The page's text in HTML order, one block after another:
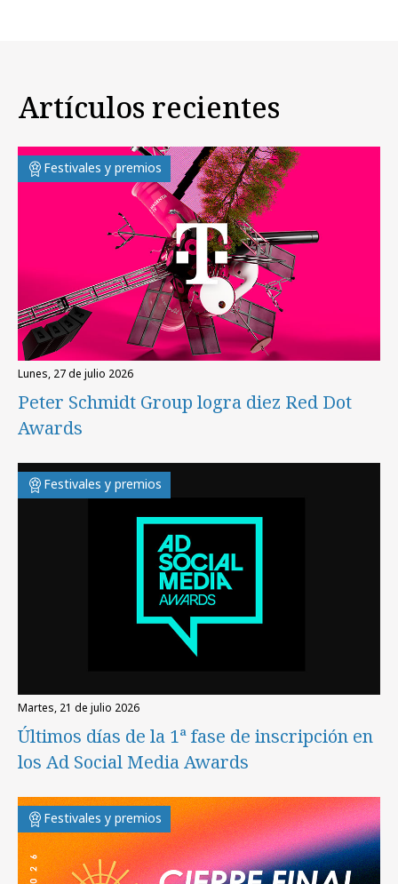
Artículos recientes
Festivales y premios
lunes, 27 de julio 2026
Peter Schmidt Group logra diez Red Dot
Awards
Festivales y premios
martes, 21 de julio 2026
Últimos días de la 1ª fase de inscripción en
los Ad Social Media Awards
Festivales y premios